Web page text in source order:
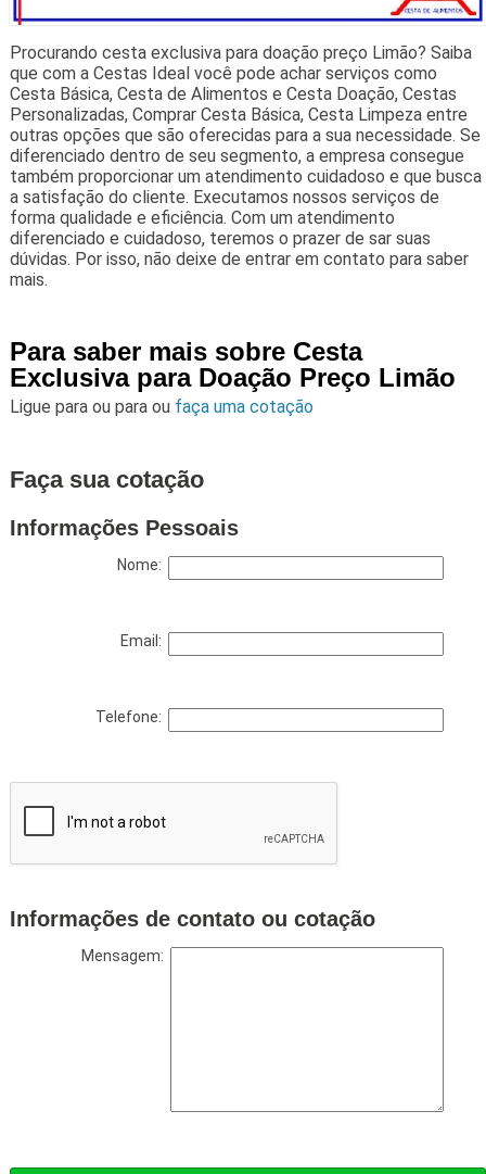
Procurando cesta exclusiva para doação preço Limão? Saiba
que com a Cestas Ideal você pode achar serviços como
Cesta Básica, Cesta de Alimentos e Cesta Doação, Cestas
Personalizadas, Comprar Cesta Básica, Cesta Limpeza entre
outras opções que são oferecidas para a sua necessidade. Se
diferenciado dentro de seu segmento, a empresa consegue
também proporcionar um atendimento cuidadoso e que busca
a satisfação do cliente. Executamos nossos serviços de
forma qualidade e eficiência. Com um atendimento
diferenciado e cuidadoso, teremos o prazer de sar suas
dúvidas. Por isso, não deixe de entrar em contato para saber
mais.
Para saber mais sobre Cesta
Exclusiva para Doação Preço Limão
Ligue para ou para ou faça uma cotação
Faça sua cotação
Informações Pessoais
Nome:
Email:
Telefone:
Informações de contato ou cotação
Mensagem: